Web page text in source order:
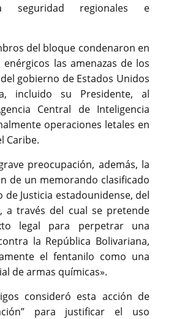
regionales e
del bloque condenaron en
las amenazas de los
gobierno de Estados Unidos
incluido su Presidente, al
Central de Inteligencia
operaciones letales en
Caribe.
preocupación, además, la
de un memorando clasificado
Justicia estadounidense, del
a través del cual se pretende
legal para perpetrar una
la República Bolivariana,
el fentanilo como una
de armas químicas».
consideró esta acción de
para justificar el uso